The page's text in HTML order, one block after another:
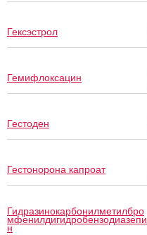
Гексэстрол
Гемифлоксацин
Гестоден
Гестонорона капроат
Гидразинокарбонилметилбро
мфенилдигидробензодиазепи
н